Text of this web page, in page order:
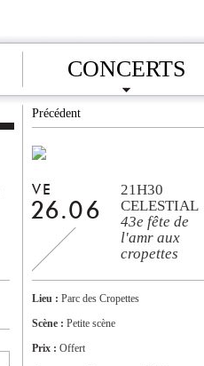
CONCERTS
Précédent
VE
26.06
21H30
CELESTIAL
43e fête de
l'amr aux
cropettes
Lieu : Parc des Cropettes
Scène : Petite scène
Prix : Offert